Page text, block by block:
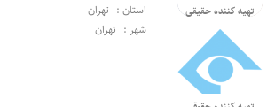
تهیه کننده حقیقی
استان : تهران
شهر : تهران